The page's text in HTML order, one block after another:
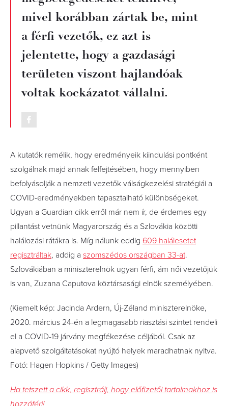
mivel korábban zártak be, mint
a férfi vezetők, ez azt is
jelentette, hogy a gazdasági
területen viszont hajlandóak
voltak kockázatot vállalni.
A kutatók remélik, hogy eredményeik kiindulási pontként
szolgálnak majd annak felfejtésében, hogy mennyiben
befolyásolják a nemzeti vezetők válságkezelési stratégiái a
COVID-eredményekben tapasztalható különbségeket.
Ugyan a Guardian cikk erről már nem ír, de érdemes egy
pillantást vetnünk Magyarország és a Szlovákia közötti
halálozási rátákra is. Míg nálunk eddig 609 halálesetet
regisztráltak, addig a szomszédos országban 33-at.
Szlovákiában a miniszterelnök ugyan férfi, ám női vezetőjük
is van, Zuzana Caputova köztársasági elnök személyében.
(Kiemelt kép: Jacinda Ardern, Új-Zéland miniszterelnöke,
2020. március 24-én a legmagasabb riasztási szintet rendeli
el a COVID-19 járvány megfékezése céljából. Csak az
alapvető szolgáltatásokat nyújtó helyek maradhatnak nyitva.
Fotó: Hagen Hopkins / Getty Images)
Ha tetszett a cikk, regisztrálj, hogy előfizetői tartalmakhoz is
hozzáférj!